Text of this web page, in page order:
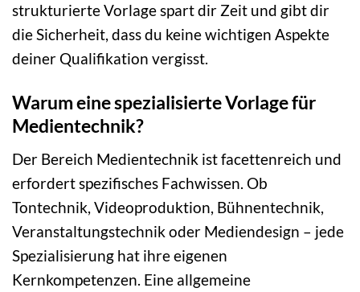
strukturierte Vorlage spart dir Zeit und gibt dir
die Sicherheit, dass du keine wichtigen Aspekte
deiner Qualifikation vergisst.
Warum eine spezialisierte Vorlage für
Medientechnik?
Der Bereich Medientechnik ist facettenreich und
erfordert spezifisches Fachwissen. Ob
Tontechnik, Videoproduktion, Bühnentechnik,
Veranstaltungstechnik oder Mediendesign – jede
Spezialisierung hat ihre eigenen
Kernkompetenzen. Eine allgemeine